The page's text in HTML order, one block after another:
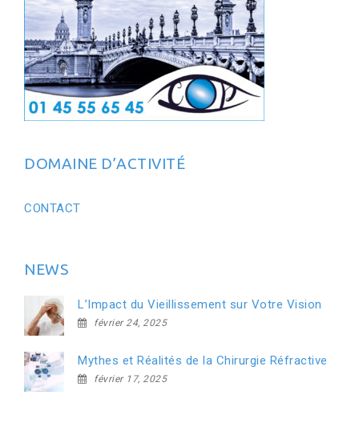
DOMAINE D’ACTIVITÉ
CONTACT
NEWS
L’Impact du Vieillissement sur Votre Vision
février 24, 2025
Mythes et Réalités de la Chirurgie Réfractive
février 17, 2025